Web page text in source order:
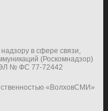
в сфере связи,
(Роскомнадзор)
ЭЛ № ФС 77-72442
«ВолховСМИ»